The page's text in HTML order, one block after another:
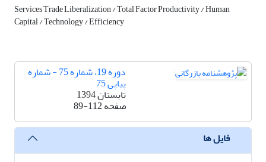
Services Trade Liberalization / Total Factor Productivity / Human
Capital / Technology / Efficiency
دوره 19، شماره 75 - شماره
پیاپی 75
تابستان 1394
صفحه89-112
فایل ها